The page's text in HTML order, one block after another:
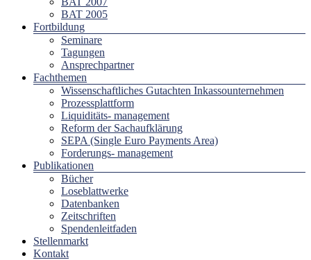
BAT 2005
Fortbildung
Seminare
Tagungen
Ansprechpartner
Fachthemen
Wissenschaftliches Gutachten Inkassounternehmen
Prozessplattform
Liquiditäts- management
Reform der Sachaufklärung
SEPA (Single Euro Payments Area)
Forderungs- management
Publikationen
Bücher
Loseblattwerke
Datenbanken
Zeitschriften
Spendenleitfaden
Stellenmarkt
Kontakt